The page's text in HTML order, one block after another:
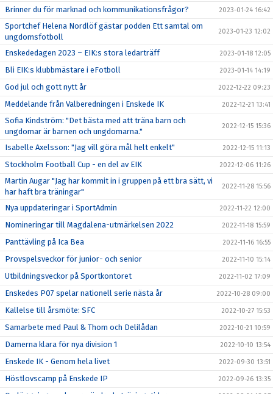
Brinner du för marknad och kommunikationsfrågor? 2023-01-24 16:42
Sportchef Helena Nordlöf gästar podden Ett samtal om
ungdomsfotboll
2023-01-23 12:02
Enskededagen 2023 – EIK:s stora ledarträff 2023-01-18 12:05
Bli EIK:s klubbmästare i eFotboll 2023-01-14 14:19
God jul och gott nytt år 2022-12-22 09:23
Meddelande från Valberedningen i Enskede IK 2022-12-21 13:41
Sofia Kindström: "Det bästa med att träna barn och
ungdomar är barnen och ungdomarna."
2022-12-15 15:36
Isabelle Axelsson: "Jag vill göra mål helt enkelt" 2022-12-15 11:13
Stockholm Football Cup - en del av EIK 2022-12-06 11:26
Martin Augar "Jag har kommit in i gruppen på ett bra sätt, vi
har haft bra träningar"
2022-11-28 15:56
Nya uppdateringar i SportAdmin 2022-11-22 12:00
Nomineringar till Magdalena-utmärkelsen 2022 2022-11-18 15:59
Panttävling på Ica Bea 2022-11-16 16:55
Provspelsveckor för junior- och senior 2022-11-10 15:14
Utbildningsveckor på Sportkontoret 2022-11-02 17:09
Enskedes P07 spelar nationell serie nästa år 2022-10-28 09:00
Kallelse till årsmöte: SFC 2022-10-27 15:53
Samarbete med Paul & Thom och Delilådan 2022-10-21 10:59
Damerna klara för nya division 1 2022-10-10 13:54
Enskede IK - Genom hela livet 2022-09-30 13:51
Höstlovscamp på Enskede IP 2022-09-26 13:35